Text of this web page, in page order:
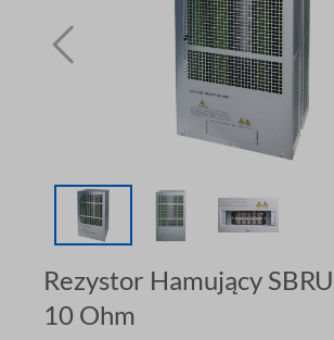
Rezystor Hamujący
10 Ohm